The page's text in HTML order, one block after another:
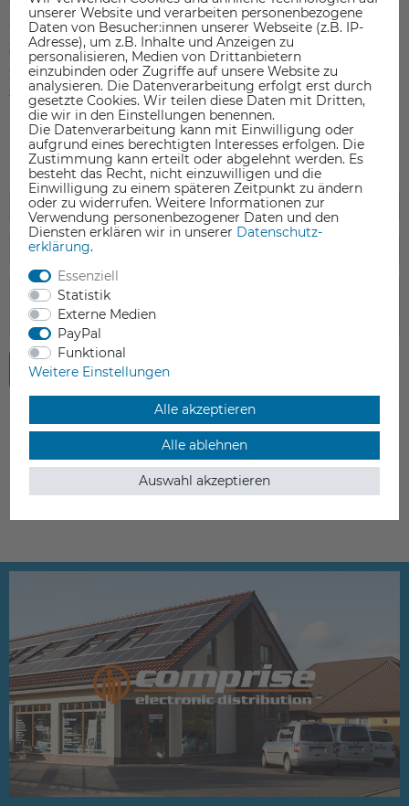
4
0
3
0
2
0
1
0
Rezension senden
unserer Website und verarbeiten personenbezogene
Daten von Besucher:innen unserer Webseite (z.B. IP-
Adresse), um z.B. Inhalte und Anzeigen zu
personalisieren, Medien von Drittanbietern
einzubinden oder Zugriffe auf unsere Website zu
analysieren. Die Datenverarbeitung erfolgt erst durch
gesetzte Cookies. Wir teilen diese Daten mit Dritten,
die wir in den Einstellungen benennen.
Die Datenverarbeitung kann mit Einwilligung oder
aufgrund eines berechtigten Interesses erfolgen. Die
Zustimmung kann erteilt oder abgelehnt werden. Es
besteht das Recht, nicht einzuwilligen und die
Einwilligung zu einem späteren Zeitpunkt zu ändern
oder zu widerrufen. Weitere Informationen zur
Verwendung personenbezogener Daten und den
Diensten erklären wir in unserer Daten­schutz­
erklärung.
Essenziell
Statistik
Externe Medien
PayPal
Funktional
Weitere Einstellungen
Alle akzeptieren
Alle ablehnen
Auswahl akzeptieren